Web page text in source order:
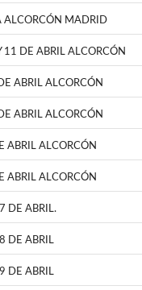
ALCORCÓN MADRID
11 DE ABRIL ALCORCÓN
ABRIL ALCORCÓN
ABRIL ALCORCÓN
ABRIL ALCORCÓN
ABRIL ALCORCÓN
DE ABRIL.
DE ABRIL
DE ABRIL